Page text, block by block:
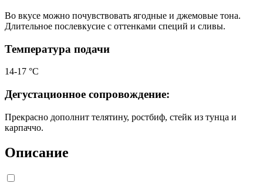
Во вкусе можно почувствовать ягодные и джемовые тона.
Длительное послевкусие с оттенками специй и сливы.
Температура подачи
14-17 °С
Дегустационное сопровождение:
Прекрасно дополнит телятину, ростбиф, стейк из тунца и
карпаччо.
Описание